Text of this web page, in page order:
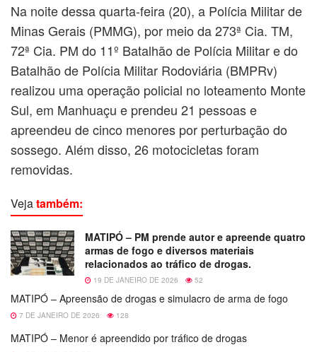
Na noite dessa quarta-feira (20), a Polícia Militar de
Minas Gerais (PMMG), por meio da 273ª Cia. TM,
72ª Cia. PM do 11º Batalhão de Polícia Militar e do
Batalhão de Polícia Militar Rodoviária (BMPRv)
realizou uma operação policial no loteamento Monte
Sul, em Manhuaçu e prendeu 21 pessoas e
apreendeu de cinco menores por perturbação do
sossego. Além disso, 26 motocicletas foram
removidas.
Vejatambém:
MATIPÓ – PM prende autor e apreende quatro
armas de fogo e diversos materiais
relacionados ao tráfico de drogas.
19 DE JANEIRO DE 2026 52
MATIPÓ – Apreensão de drogas e simulacro de arma de fogo
7 DE JANEIRO DE 2026 128
MATIPÓ – Menor é apreendido por tráfico de drogas